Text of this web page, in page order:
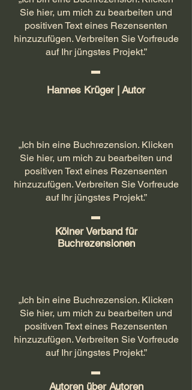
Sie hier, um mich zu bearbeiten und
positiven Text eines Rezensenten
hinzuzufügen. Verbreiten Sie Vorfreude
auf Ihr jüngstes Projekt.”
Hannes Krüger | Autor
„Ich bin eine Buchrezension. Klicken
Sie hier, um mich zu bearbeiten und
positiven Text eines Rezensenten
hinzuzufügen. Verbreiten Sie Vorfreude
auf Ihr jüngstes Projekt.”
Kölner Verband für
Buchrezensionen
„Ich bin eine Buchrezension. Klicken
Sie hier, um mich zu bearbeiten und
positiven Text eines Rezensenten
hinzuzufügen. Verbreiten Sie Vorfreude
auf Ihr jüngstes Projekt.”
Autoren über Autoren